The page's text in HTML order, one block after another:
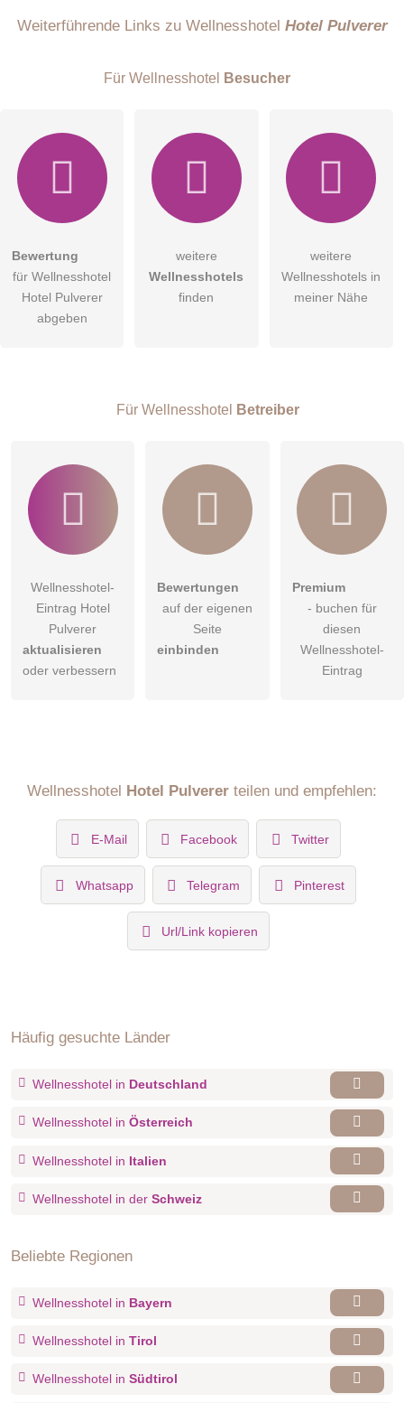
E-Mail-Adresse (wird nicht veröffentlicht)
Hiermit akzeptiere ich dieAGB
DieDatenschutzerklärung habe ich zur Kenntnis genommen.
Besucher sichtbar
Weiterführende Links zu Wellnesshotel Hotel Pulverer
Für Wellnesshotel Besucher
Bewertung
für Wellnesshotel
Hotel Pulverer
abgeben
weitere
Wellnesshotels
finden
weitere
Wellnesshotels in
meiner Nähe
Für Wellnesshotel Betreiber
Wellnesshotel-
Eintrag Hotel
Pulverer
aktualisieren
oder verbessern
Bewertungen
auf der eigenen
Seite
einbinden
Premium
- buchen für
diesen
Wellnesshotel-
Eintrag
Wellnesshotel Hotel Pulverer teilen und empfehlen:
E-Mail Facebook Twitter
Whatsapp Telegram Pinterest
Url/Link kopieren
Häufig gesuchte Länder
Wellnesshotel in Deutschland
Wellnesshotel in Österreich
Wellnesshotel in Italien
Wellnesshotel in der Schweiz
Beliebte Regionen
Wellnesshotel in Bayern
Wellnesshotel in Tirol
Wellnesshotel in Südtirol